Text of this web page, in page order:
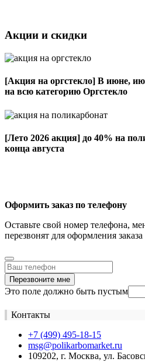
Акции и скидки
[Акция на оргстекло] В июне,
на всю категорию Оргстекло
[Лето 2026 акция] до 40% на
конца августа
Оформить заказ по телефону
Оставьте свой номер телефона,
перезвонят для оформления
Перезвоните мне
Это поле должно быть пустым
Контакты
+7 (499) 495-18-15
msg@polikarbomarket.ru
109202, г. Москва, ул.